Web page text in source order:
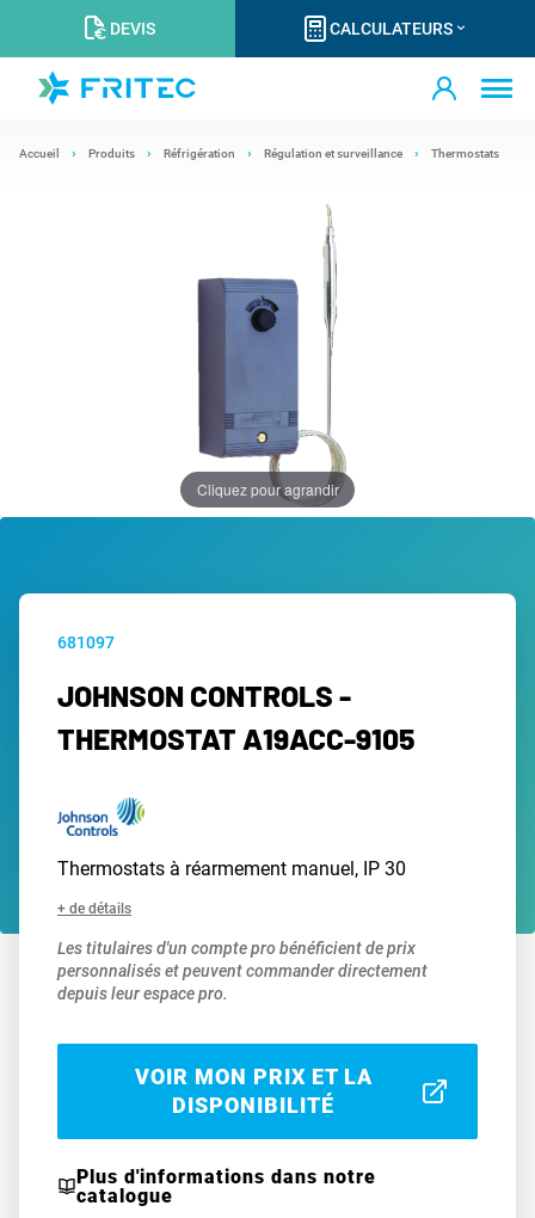
DEVIS CALCULATEURS
Accueil Produits Réfrigération Régulation et surveillance Thermostats
Cliquez pour agrandir
681097
JOHNSON CONTROLS -
THERMOSTAT A19ACC-9105
Thermostats à réarmement manuel, IP 30
+ de détails
Les titulaires d'un compte pro bénéficient de prix
personnalisés et peuvent commander directement
depuis leur espace pro.
VOIR MON PRIX ET LA
DISPONIBILITÉ
Plus d'informations dans notre
catalogue